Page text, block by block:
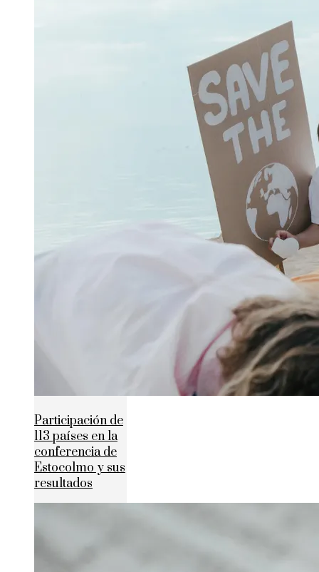
Participación de
113 países en la
conferencia de
Estocolmo y sus
resultados